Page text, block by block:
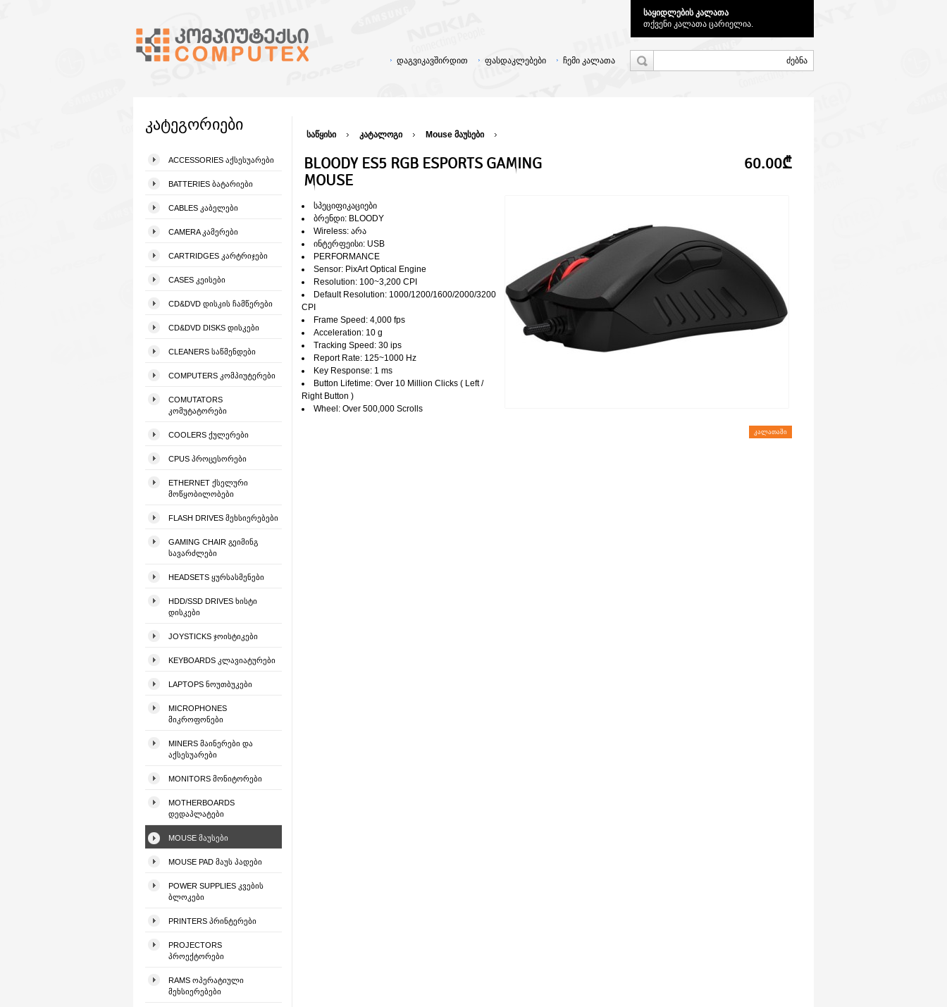
საყიდლების კალათა
თქვენი კალათა ცარიელია.
ჩემი კალათა
ფასდაკლებები
დაგვიკავშირდით
კატეგორიები
ACCESSORIES ᲐᲥᲡᲔᲡᲣᲐᲠᲔᲑᲘ
BATTERIES ᲑᲐᲢᲐᲠᲘᲔᲑᲘ
CABLES ᲙᲐᲑᲔᲚᲔᲑᲘ
CAMERA ᲙᲐᲛᲔᲠᲔᲑᲘ
CARTRIDGES ᲙᲐᲠᲢᲠᲘᲯᲔᲑᲘ
CASES ᲙᲔᲘᲡᲔᲑᲘ
CD&DVD ᲓᲘᲡᲙᲘᲡ ᲩᲐᲛᲬᲔᲠᲔᲑᲘ
CD&DVD DISKS ᲓᲘᲡᲙᲔᲑᲘ
CLEANERS ᲡᲐᲬᲛᲔᲜᲓᲔᲑᲘ
COMPUTERS ᲙᲝᲛᲞᲘᲣᲢᲔᲠᲔᲑᲘ
COMUTATORS
ᲙᲝᲛᲣᲢᲐᲢᲝᲠᲔᲑᲘ
COOLERS ᲥᲣᲚᲔᲠᲔᲑᲘ
CPUS ᲞᲠᲝᲪᲔᲡᲝᲠᲔᲑᲘ
ETHERNET ᲥᲡᲔᲚᲣᲠᲘ
ᲛᲝᲬᲧᲝᲑᲘᲚᲝᲑᲔᲑᲘ
FLASH DRIVES ᲛᲔᲮᲡᲘᲔᲠᲔᲑᲔᲑᲘ
GAMING CHAIR ᲒᲔᲘᲛᲘᲜᲒ
ᲡᲐᲕᲐᲠᲫᲚᲔᲑᲘ
HEADSETS ᲧᲣᲠᲡᲐᲡᲛᲔᲜᲔᲑᲘ
HDD/SSD DRIVES ᲮᲘᲡᲢᲘ
ᲓᲘᲡᲙᲔᲑᲘ
JOYSTICKS ᲯᲝᲘᲡᲢᲘᲙᲔᲑᲘ
KEYBOARDS ᲙᲚᲐᲕᲘᲐᲢᲣᲠᲔᲑᲘ
LAPTOPS ᲜᲝᲣᲗᲑᲣᲙᲔᲑᲘ
MICROPHONES
ᲛᲘᲙᲠᲝᲤᲝᲜᲔᲑᲘ
MINERS ᲛᲐᲘᲜᲔᲠᲔᲑᲘ ᲓᲐ
ᲐᲥᲡᲔᲡᲣᲐᲠᲔᲑᲘ
MONITORS ᲛᲝᲜᲘᲢᲝᲠᲔᲑᲘ
MOTHERBOARDS
ᲓᲔᲓᲐᲞᲚᲐᲢᲔᲑᲘ
MOUSE ᲛᲐᲣᲡᲔᲑᲘ
MOUSE PAD ᲛᲐᲣᲡ ᲞᲐᲓᲔᲑᲘ
POWER SUPPLIES ᲙᲕᲔᲑᲘᲡ
ᲑᲚᲝᲙᲔᲑᲘ
PRINTERS ᲞᲠᲘᲜᲢᲔᲠᲔᲑᲘ
PROJECTORS
ᲞᲠᲝᲔᲥᲢᲝᲠᲔᲑᲘ
RAMS ᲝᲞᲔᲠᲐᲢᲘᲣᲚᲘ
ᲛᲔᲮᲡᲘᲔᲠᲔᲑᲔᲑᲘ
საწყისი კატალოგი Mouse მაუსები
BLOODY ES5 RGB ESPORTS GAMING
MOUSE
60.00₾
სპეციფიკაციები
ბრენდი: BLOODY
Wireless: არა
ინტერფეისი: USB
PERFORMANCE
Sensor: PixArt Optical Engine
Resolution: 100~3,200 CPI
Default Resolution: 1000/1200/1600/2000/3200
CPI
Frame Speed: 4,000 fps
Acceleration: 10 g
Tracking Speed: 30 ips
Report Rate: 125~1000 Hz
Key Response: 1 ms
Button Lifetime: Over 10 Million Clicks ( Left /
Right Button )
Wheel: Over 500,000 Scrolls
ᲙᲐᲚᲐᲗᲐᲨᲘ